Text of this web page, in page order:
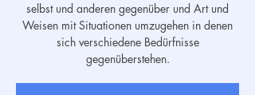
selbst und anderen gegenüber und Art und
Weisen mit Situationen umzugehen in denen
sich verschiedene Bedürfnisse
gegenüberstehen.